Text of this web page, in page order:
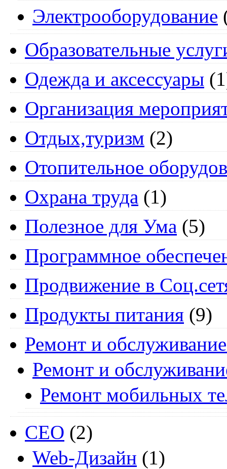
Электрооборудование
Образовательные
Одежда и аксессуары
Организация
Отдых,туризм (2)
Отопительное
Охрана труда (1)
Полезное для Ума (5)
Программное
Продвижение в
Продукты питания (9)
Ремонт и
Ремонт и
Ремонт мобильных
СЕО (2)
Web-Дизайн (1)